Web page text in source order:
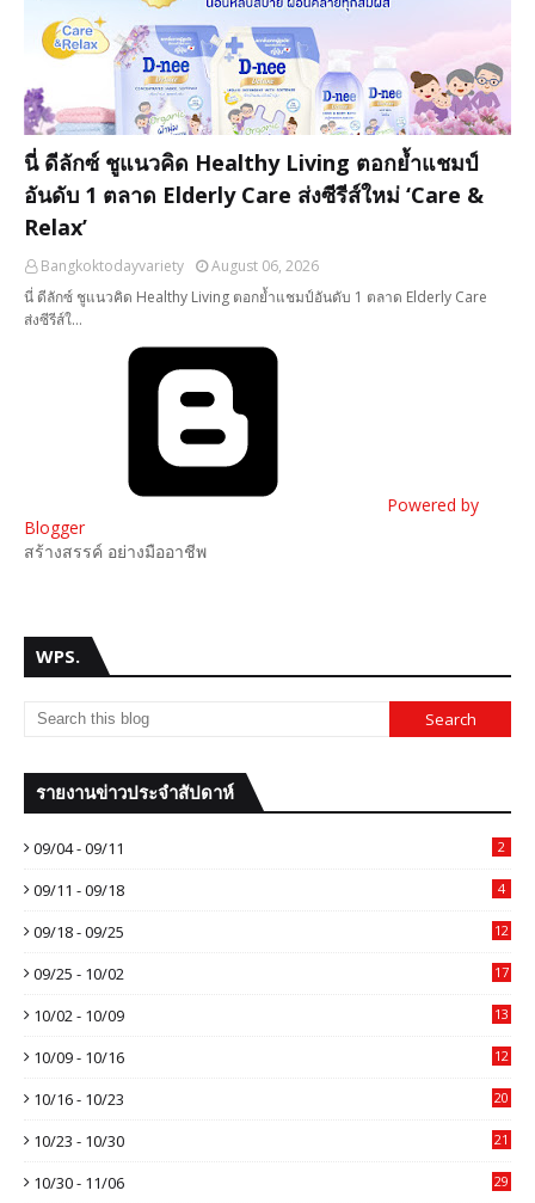
นี่ ดีลักซ์ ชูแนวคิด Healthy Living ตอกย้ำแชมป์
อันดับ 1 ตลาด Elderly Care ส่งซีรีส์ใหม่ ‘Care &
Relax’
Bangkoktodayvariety
August 06, 2026
นี่ ดีลักซ์ ชูแนวคิด Healthy Living ตอกย้ำแชมป์อันดับ 1 ตลาด Elderly Care
ส่งซีรีส์ใ…
Powered by
Blogger
สร้างสรรค์ อย่างมืออาชีพ
WPS.
รายงานข่าวประจำสัปดาห์
09/04 - 09/11 2
09/11 - 09/18 4
09/18 - 09/25 12
09/25 - 10/02 17
10/02 - 10/09 13
10/09 - 10/16 12
10/16 - 10/23 20
10/23 - 10/30 21
10/30 - 11/06 29